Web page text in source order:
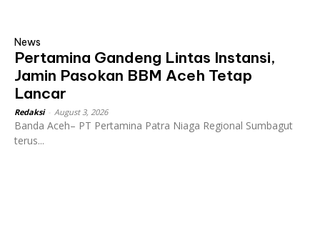
News
Pertamina Gandeng Lintas Instansi,
Jamin Pasokan BBM Aceh Tetap
Lancar
Redaksi August 3, 2026
Banda Aceh– PT Pertamina Patra Niaga Regional Sumbagut
terus...